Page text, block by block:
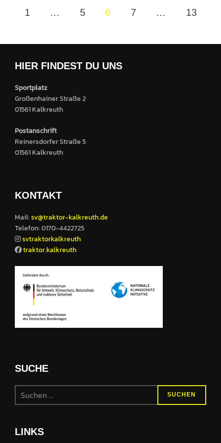
Seitennummerierung
1 5 6 7 13
HIER FINDEST DU UNS
Sportplatz
Großenhainer Straße 2
01561 Kalkreuth
Postanschrift
Reinersdorfer Straße 5
01561 Kalkreuth
KONTAKT
Mail:sv@traktor-kalkreuth.de
Telefon: 0170-4422725
svtraktorkalkreuth
traktor.kalkreuth
SUCHE
Suchen
nach:
SUCHEN
LINKS